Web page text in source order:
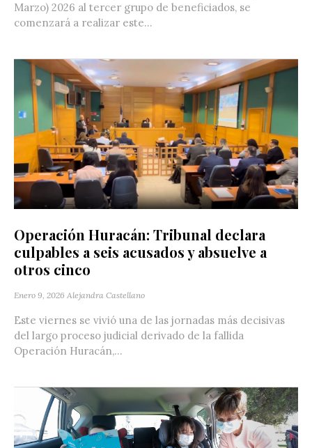
Marzo) 2026 al tercer grupo de beneficiados, se
comenzará a realizar este...
Operación Huracán: Tribunal declara
culpables a seis acusados y absuelve a
otros cinco
Enero 9, 2026 Alejandra Castellano
Este viernes se vivió una de las jornadas más decisivas
del largo proceso judicial derivado de la fallida
Operación Huracán,...